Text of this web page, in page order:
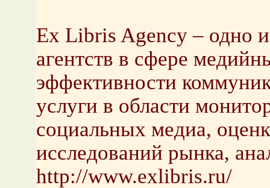
Ex Libris Agency – одно
агентств в сфере
эффективности
услуги в области
социальных медиа,
исследований рынка,
http://www.exlibris.ru/